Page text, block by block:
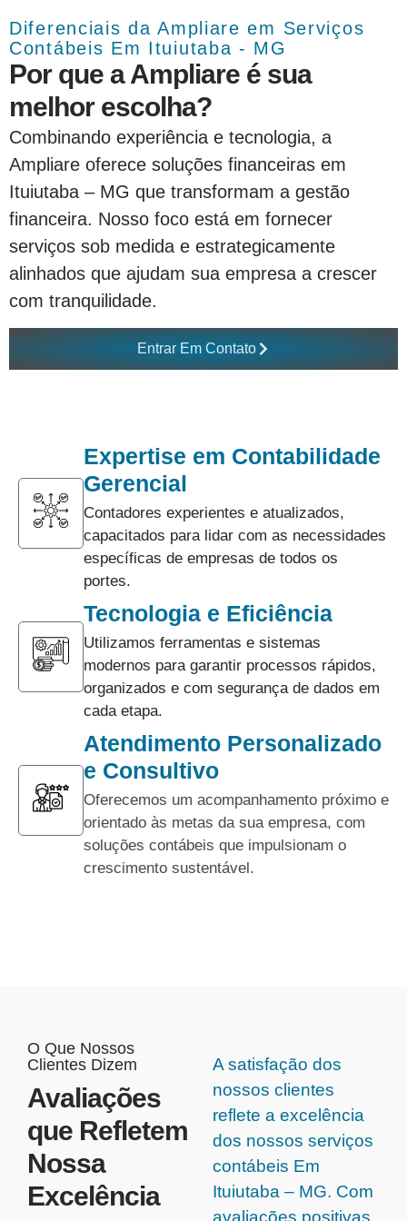
Expertise em Contabilidade
Gerencial
Contadores experientes e atualizados,
capacitados para lidar com as necessidades
específicas de empresas de todos os
portes.
Tecnologia e Eficiência
Utilizamos ferramentas e sistemas
modernos para garantir processos rápidos,
organizados e com segurança de dados em
cada etapa.
Atendimento Personalizado
e Consultivo
Oferecemos um acompanhamento próximo e
orientado às metas da sua empresa, com
soluções contábeis que impulsionam o
crescimento sustentável.
Diferenciais da Ampliare em Serviços
Contábeis Em Ituiutaba - MG
Por que a Ampliare é sua
melhor escolha?
Combinando experiência e tecnologia, a
Ampliare oferece soluções financeiras em
Ituiutaba – MG que transformam a gestão
financeira. Nosso foco está em fornecer
serviços sob medida e estrategicamente
alinhados que ajudam sua empresa a crescer
com tranquilidade.
Entrar Em Contato
O Que Nossos
Clientes Dizem
Avaliações
que Refletem
Nossa
Excelência
A satisfação dos
nossos clientes
reflete a excelência
dos nossos serviços
contábeis Em
Ituiutaba – MG. Com
avaliações positivas,